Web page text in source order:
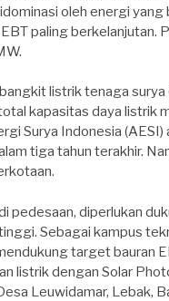
oleh energi yang
paling berkelanjutan.
listrik tenaga surya
kapasitas daya listrik
Surya Indonesia (AESI)
tiga tahun terakhir.
diperlukan
Sebagai kampus
target bauran
listrik dengan Solar
Leuwidamar, Lebak,